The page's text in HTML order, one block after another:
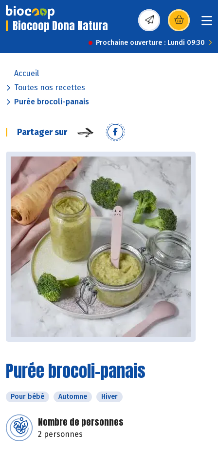
Biocoop Dona Natura (s’ouvre dans une
Prochaine ouverture : Lundi 09:30
Accueil
Toutes nos recettes
Purée brocoli-panais
Partager sur
Purée brocoli-panais
Pour bébé Automne Hiver
Nombre de personnes
2 personnes